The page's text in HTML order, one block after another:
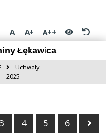
A A+
A++
Łękawica
Uchwały
2025
3 4 5 6